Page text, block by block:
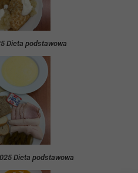
Dieta podstawowa
Dieta podstawowa